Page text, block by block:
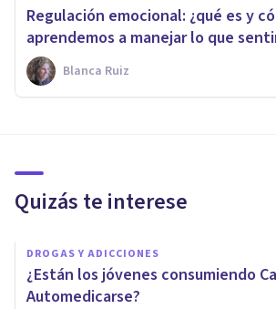
Regulación emocional: ¿qué es y
aprendemos a manejar lo que
Blanca Ruiz
Quizás te interese
DROGAS Y ADICCIONES
¿Están los jóvenes consumiendo
Automedicarse?